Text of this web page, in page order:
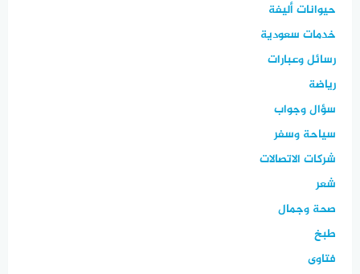
حيوانات أليفة
خدمات سعودية
رسائل وعبارات
رياضة
سؤال وجواب
سياحة وسفر
شركات الاتصالات
شعر
صحة وجمال
طبخ
فتاوى